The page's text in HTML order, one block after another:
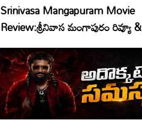
Srinivasa Mangapuram Movie
Review:శ్రీనివాస మంగాపురం రివ్యూ &
రేటింగ్